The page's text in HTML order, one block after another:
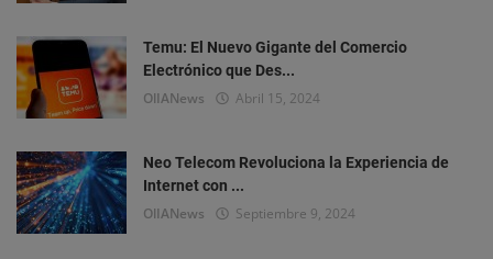
Temu: El Nuevo Gigante del Comercio
Electrónico que Des...
OlIANews Abril 15, 2024
Neo Telecom Revoluciona la Experiencia de
Internet con ...
OlIANews Septiembre 9, 2024